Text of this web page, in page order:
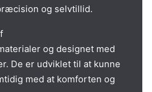
og selvtillid.
og designet med
De er udviklet til at kunne
med at komforten og